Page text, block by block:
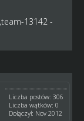
13142 -
Liczba postów: 306
Liczba wątków: 0
Dołączył: Nov 2012